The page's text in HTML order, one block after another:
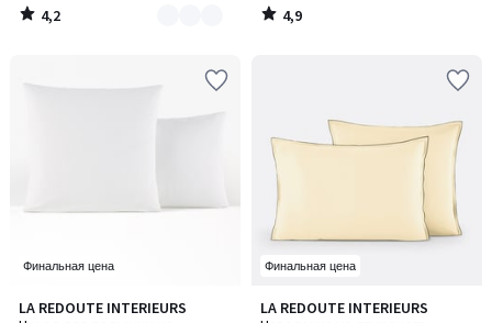
4,2
/
4,9
/
Финальная цена
LA REDOUTE INTERIEURS
4
Количество
Финальная цена
LA REDOUTE INTERIEURS
4,2